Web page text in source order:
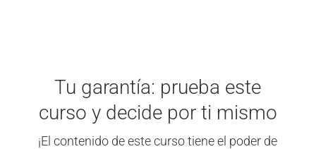
Tu garantía: prueba este
curso y decide por ti mismo
¡El contenido de este curso tiene el poder de